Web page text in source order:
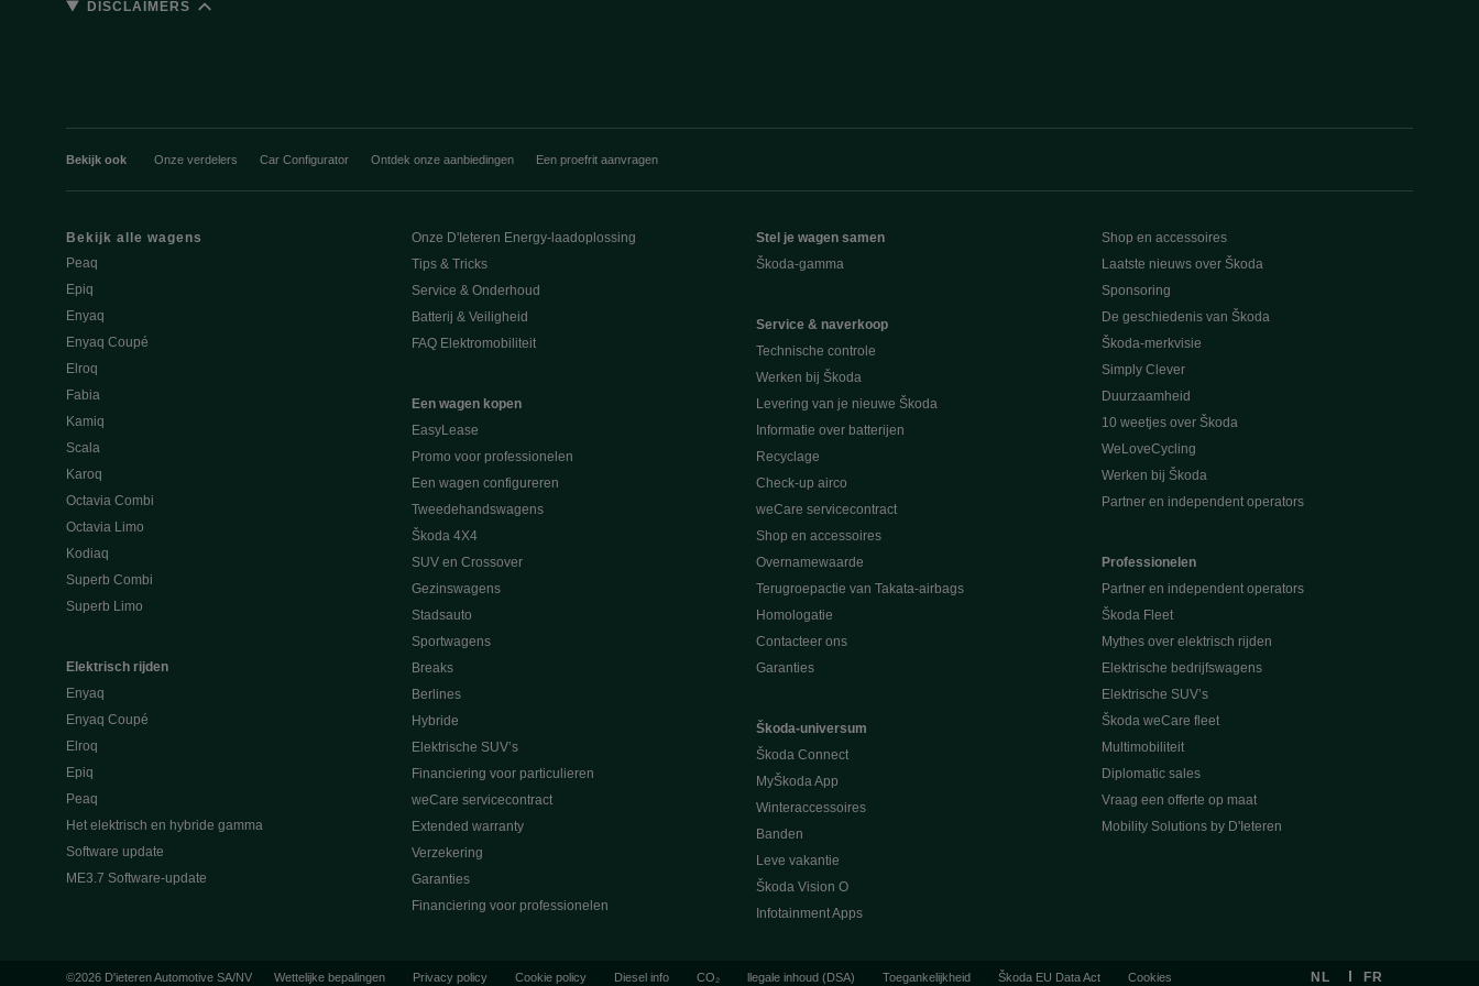
DISCLAIMERS
Bekijk ook Onze verdelers Car Configurator Ontdek onze aanbiedingen Een proefrit aanvragen
Bekijk alle wagens
Peaq
Epiq
Enyaq
Enyaq Coupé
Elroq
Fabia
Kamiq
Scala
Karoq
Octavia Combi
Octavia Limo
Kodiaq
Superb Combi
Superb Limo
Elektrisch rijden
Enyaq
Enyaq Coupé
Elroq
Epiq
Peaq
Het elektrisch en hybride gamma
Software update
ME3.7 Software-update
Onze D'Ieteren Energy-laadoplossing
Tips & Tricks
Service & Onderhoud
Batterij & Veiligheid
FAQ Elektromobiliteit
Een wagen kopen
EasyLease
Promo voor professionelen
Een wagen configureren
Tweedehandswagens
Škoda 4X4
SUV en Crossover
Gezinswagens
Stadsauto
Sportwagens
Breaks
Berlines
Hybride
Elektrische SUV’s
Financiering voor particulieren
weCare servicecontract
Extended warranty
Verzekering
Garanties
Financiering voor professionelen
Stel je wagen samen
Škoda-gamma
Service & naverkoop
Technische controle
Werken bij Škoda
Levering van je nieuwe Škoda
Informatie over batterijen
Recyclage
Check-up airco
weCare servicecontract
Shop en accessoires
Overnamewaarde
Terugroepactie van Takata-airbags
Homologatie
Contacteer ons
Garanties
Škoda-universum
Škoda Connect
MyŠkoda App
Winteraccessoires
Banden
Leve vakantie
Škoda Vision O
Infotainment Apps
Shop en accessoires
Laatste nieuws over Škoda
Sponsoring
De geschiedenis van Škoda
Škoda-merkvisie
Simply Clever
Duurzaamheid
10 weetjes over Škoda
WeLoveCycling
Werken bij Škoda
Partner en independent operators
Professionelen
Partner en independent operators
Škoda Fleet
Mythes over elektrisch rijden
Elektrische bedrijfswagens
Elektrische SUV’s
Škoda weCare fleet
Multimobiliteit
Diplomatic sales
Vraag een offerte op maat
Mobility Solutions by D'Ieteren
©2026 D'ieteren Automotive SA/NV Wettelijke bepalingen Privacy policy Cookie policy Diesel info CO₂ llegale inhoud (DSA) Toegankelijkheid Škoda EU Data Act Cookies NL FR